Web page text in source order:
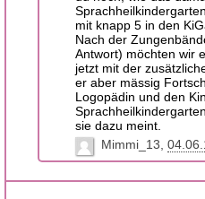
mit knapp 5 in den
Nach der
Antwort) möchten wir
jetzt mit der
er aber mässig
Logopädin und den
sie dazu meint.
Mimmi_13